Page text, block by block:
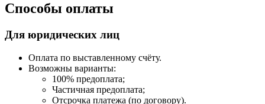
Способы оплаты
Для юридических лиц
Оплата по выставленному счёту.
Возможны варианты:
100% предоплата;
Частичная предоплата;
Отсрочка платежа (по договору).